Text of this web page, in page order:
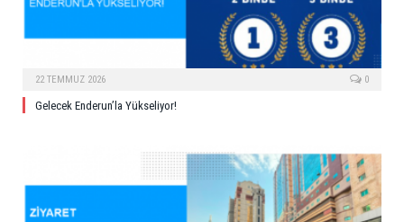
22 TEMMUZ 2026 0
Gelecek Enderun’la Yükseliyor!